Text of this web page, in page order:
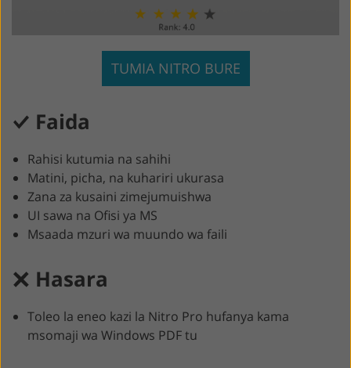
TUMIA NITRO BURE
Faida
Rahisi kutumia na sahihi
Matini, picha, na kuhariri ukurasa
Zana za kusaini zimejumuishwa
UI sawa na Ofisi ya MS
Msaada mzuri wa muundo wa faili
Hasara
Toleo la eneo kazi la Nitro Pro hufanya kama
msomaji wa Windows PDF tu